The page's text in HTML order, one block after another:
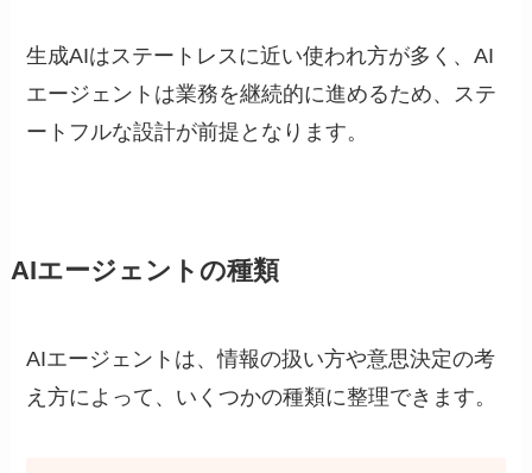
生成AIはステートレスに近い使われ方が多く、AI
エージェントは業務を継続的に進めるため、ステ
ートフルな設計が前提となります。
AIエージェントの種類
AIエージェントは、情報の扱い方や意思決定の考
え方によって、いくつかの種類に整理できます。